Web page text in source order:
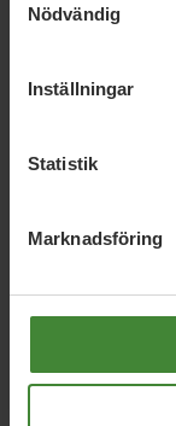
Nödvändig
Inställningar
Statistik
Marknadsföring
Lidköping, 11 maj
Dela